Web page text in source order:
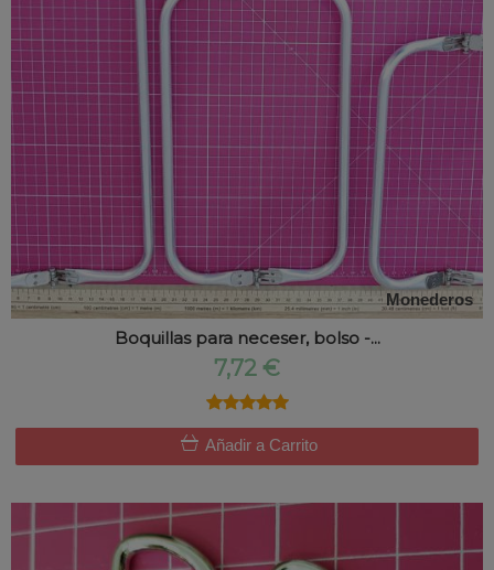
Monederos
Boquillas para neceser, bolso -...
7,72 €
★★★★★
★★★★★
Añadir a Carrito